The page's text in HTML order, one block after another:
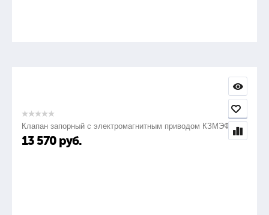
Клапан запорный с электромагнитным приводом КЗМЭФ
13 570 руб.